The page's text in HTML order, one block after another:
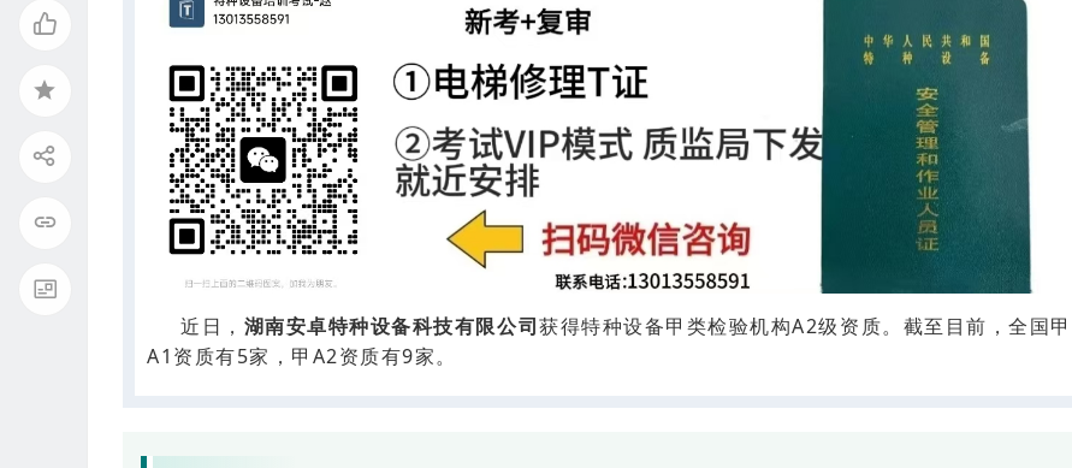
近日， 湖南安卓特种设备科技有限公司获得特种设备甲类检验机构A2级资质。截至目前，全国甲
A1资质有5家，甲A2资质有9家。